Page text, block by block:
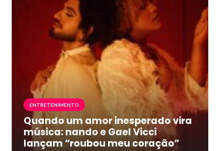
ENTRETENIMENTO
Quando um amor inesperado vira
música: nando e Gael Vicci
lançam “roubou meu coração”